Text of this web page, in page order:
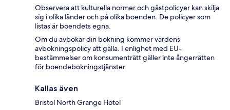
Observera att kulturella normer och gästpolicyer kan skilja
sig i olika länder och på olika boenden. De policyer som
listas är boendets egna.
Om du avbokar din bokning kommer värdens
avbokningspolicy att gälla. I enlighet med EU-
bestämmelser om konsumenträtt gäller inte ångerrätten
för boendebokningstjänster.
Kallas även
Bristol North Grange Hotel